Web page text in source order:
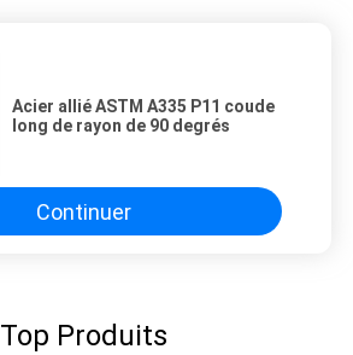
Acier allié ASTM A335 P11 coude
long de rayon de 90 degrés
Continuer
Top Produits